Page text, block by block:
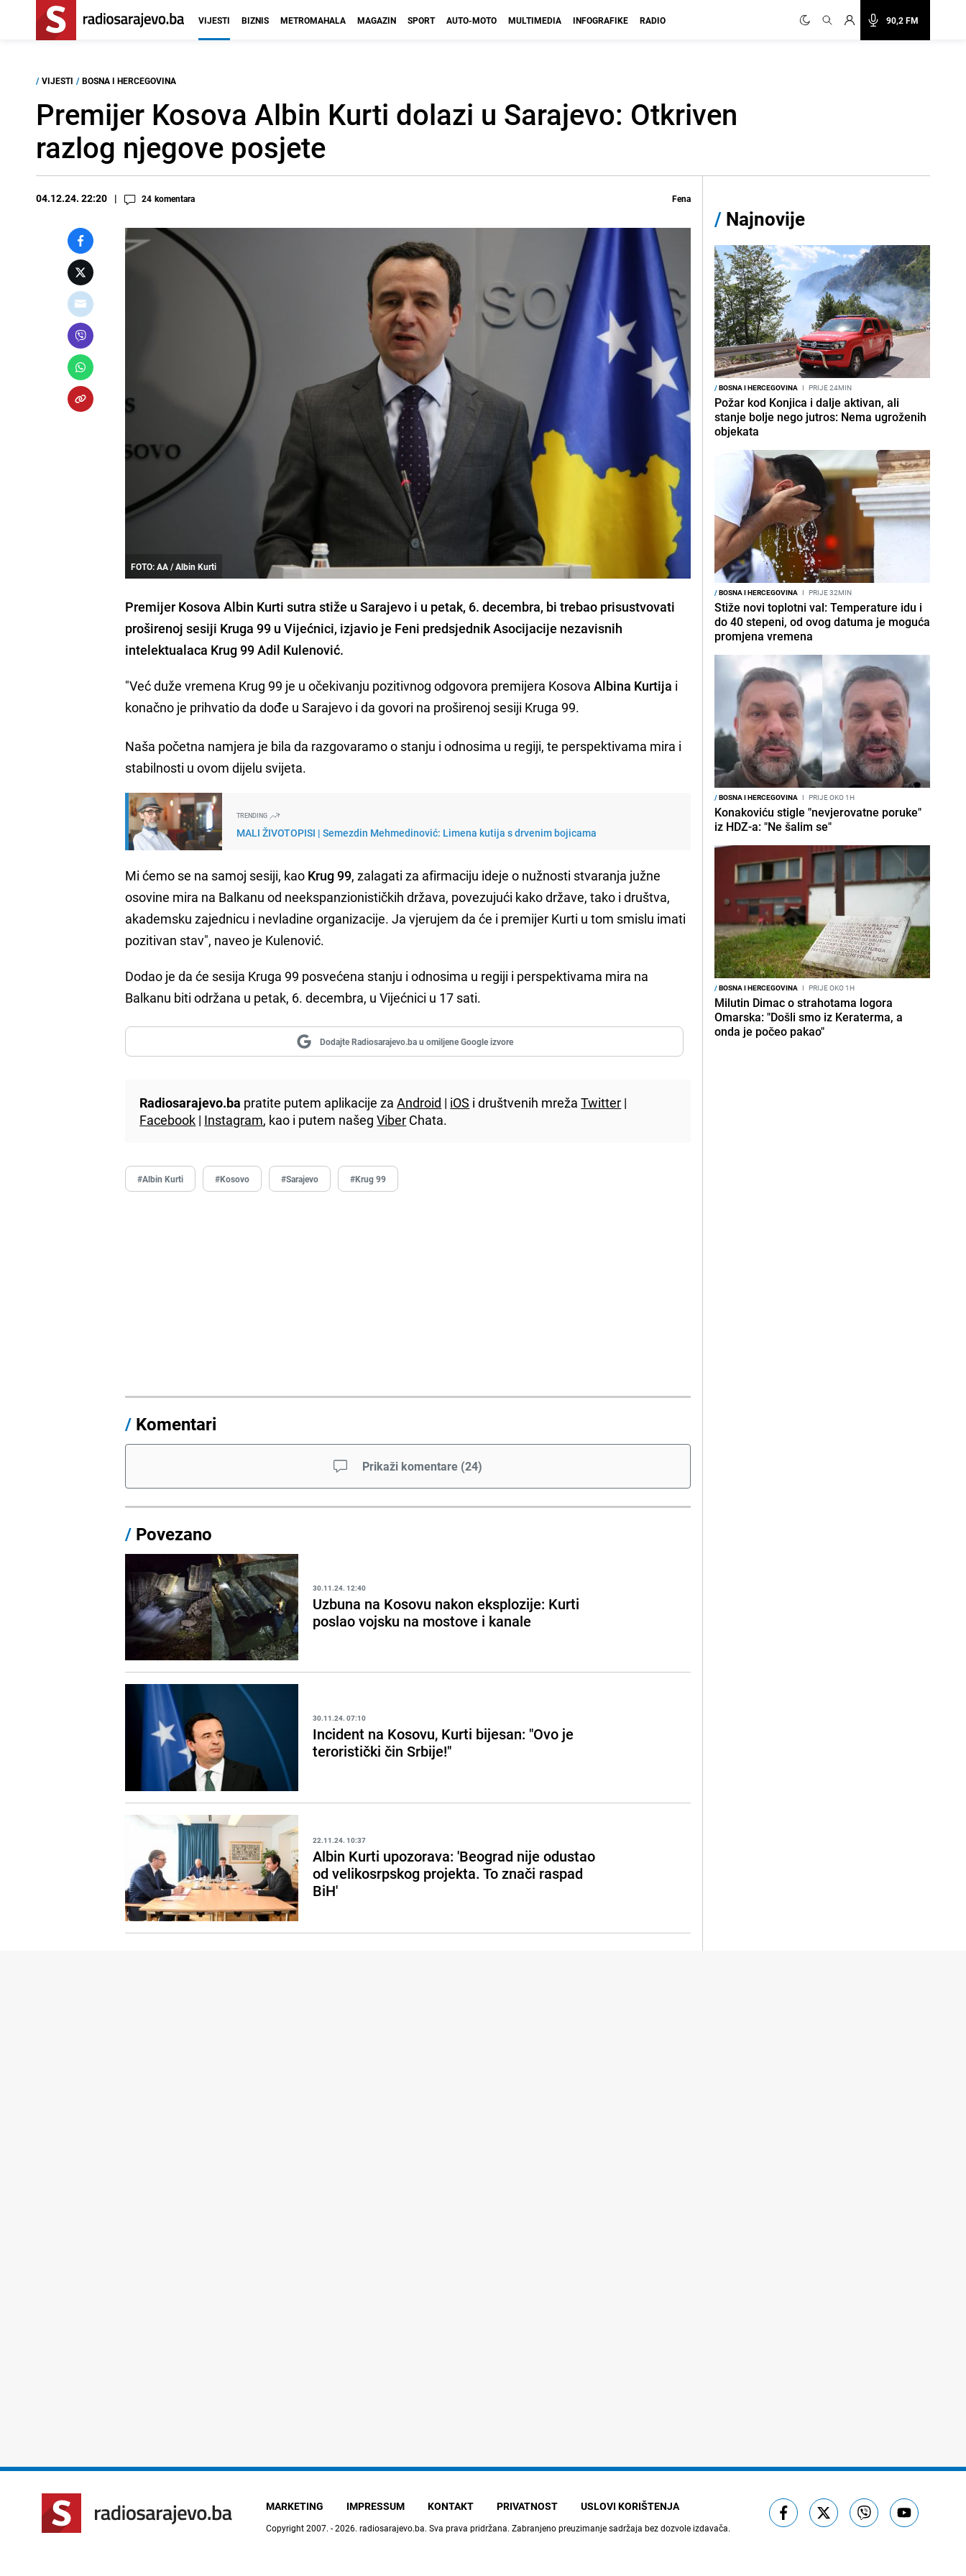
90,2 FM
VIJESTI BIZNIS METROMAHALA MAGAZIN SPORT AUTO-MOTO MULTIMEDIA INFOGRAFIKE RADIO
/ VIJESTI / BOSNA I HERCEGOVINA
Premijer Kosova Albin Kurti dolazi u Sarajevo: Otkriven
razlog njegove posjete
04.12.24. 22:20 24 komentara Fena
FOTO: AA / Albin Kurti
Premijer Kosova Albin Kurti sutra stiže u Sarajevo i u petak, 6. decembra, bi trebao prisustvovati
proširenoj sesiji Kruga 99 u Vijećnici, izjavio je Feni predsjednik Asocijacije nezavisnih
intelektualaca Krug 99 Adil Kulenović.
"Već duže vremena Krug 99 je u očekivanju pozitivnog odgovora premijera KosovaAlbina Kurtija i
konačno je prihvatio da dođe u Sarajevo i da govori na proširenoj sesiji Kruga 99.
Naša početna namjera je bila da razgovaramo o stanju i odnosima u regiji, te perspektivama mira i
stabilnosti u ovom dijelu svijeta.
TRENDING
MALI ŽIVOTOPISI | Semezdin Mehmedinović: Limena kutija s drvenim bojicama
Mi ćemo se na samoj sesiji, kao Krug 99, zalagati za afirmaciju ideje o nužnosti stvaranja južne
osovine mira na Balkanu od neekspanzionističkih država, povezujući kako države, tako i društva,
akademsku zajednicu i nevladine organizacije. Ja vjerujem da će i premijer Kurti u tom smislu imati
pozitivan stav", naveo je Kulenović.
Dodao je da će sesija Kruga 99 posvećena stanju i odnosima u regiji i perspektivama mira na
Balkanu biti održana u petak, 6. decembra, u Vijećnici u 17 sati.
Dodajte Radiosarajevo.ba u omiljene Google izvore
Radiosarajevo.ba pratite putem aplikacije zaAndroid | iOS i društvenih mrežaTwitter |
Facebook | Instagram, kao i putem našegViber Chata.
#Albin Kurti #Kosovo #Sarajevo #Krug 99
/ Komentari
Prikaži komentare (24)
/ Povezano
30.11.24. 12:40
Uzbuna na Kosovu nakon eksplozije: Kurti
poslao vojsku na mostove i kanale
30.11.24. 07:10
Incident na Kosovu, Kurti bijesan: "Ovo je
teroristički čin Srbije!"
22.11.24. 10:37
Albin Kurti upozorava: 'Beograd nije odustao
od velikosrpskog projekta. To znači raspad
BiH'
/ Najnovije
/BOSNA I HERCEGOVINA I PRIJE 24MIN
Požar kod Konjica i dalje aktivan, ali
stanje bolje nego jutros: Nema ugroženih
objekata
/BOSNA I HERCEGOVINA I PRIJE 32MIN
Stiže novi toplotni val: Temperature idu i
do 40 stepeni, od ovog datuma je moguća
promjena vremena
/BOSNA I HERCEGOVINA I PRIJE OKO 1H
Konakoviću stigle "nevjerovatne poruke"
iz HDZ-a: "Ne šalim se"
/BOSNA I HERCEGOVINA I PRIJE OKO 1H
Milutin Dimac o strahotama logora
Omarska: "Došli smo iz Keraterma, a
onda je počeo pakao"
MARKETING IMPRESSUM KONTAKT PRIVATNOST USLOVI KORIŠTENJA
Copyright 2007. - 2026. radiosarajevo.ba. Sva prava pridržana. Zabranjeno preuzimanje sadržaja bez dozvole izdavača.